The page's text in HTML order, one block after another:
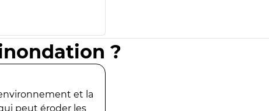
?
et la
peut éroder les